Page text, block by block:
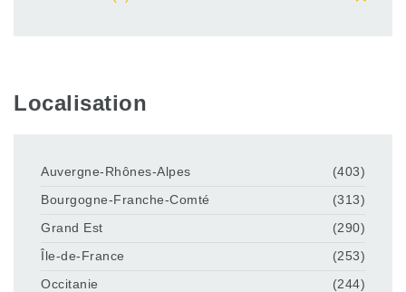
Localisation
Auvergne-Rhônes-Alpes
(403)
Bourgogne-Franche-Comté
(313)
Grand Est
(290)
Île-de-France
(253)
Occitanie
(244)